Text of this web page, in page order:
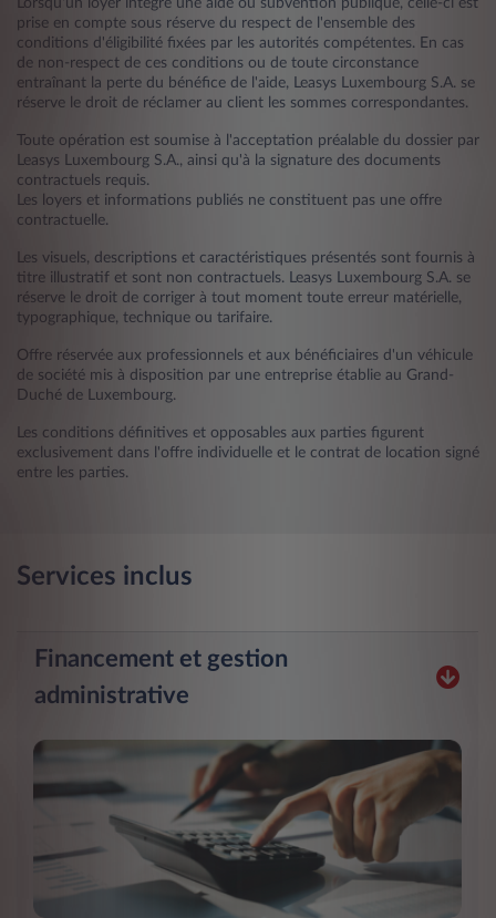
Lorsqu'un loyer intègre une aide ou subvention publique, celle-ci est
prise en compte sous réserve du respect de l'ensemble des
conditions d'éligibilité fixées par les autorités compétentes. En cas
de non-respect de ces conditions ou de toute circonstance
entraînant la perte du bénéfice de l'aide, Leasys Luxembourg S.A. se
réserve le droit de réclamer au client les sommes correspondantes.
Toute opération est soumise à l'acceptation préalable du dossier par
Leasys Luxembourg S.A., ainsi qu'à la signature des documents
contractuels requis.
Les loyers et informations publiés ne constituent pas une offre
contractuelle.
Les visuels, descriptions et caractéristiques présentés sont fournis à
titre illustratif et sont non contractuels. Leasys Luxembourg S.A. se
réserve le droit de corriger à tout moment toute erreur matérielle,
typographique, technique ou tarifaire.
Offre réservée aux professionnels et aux bénéficiaires d'un véhicule
de société mis à disposition par une entreprise établie au Grand-
Duché de Luxembourg.
Les conditions définitives et opposables aux parties figurent
exclusivement dans l'offre individuelle et le contrat de location signé
entre les parties.
Services inclus
Financement et gestion
administrative